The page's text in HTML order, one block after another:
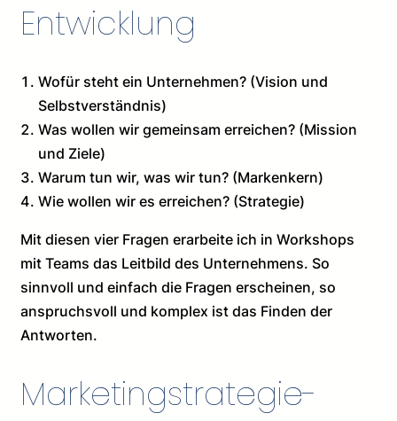
Entwicklung
Wofür steht ein Unternehmen? (Vision und
Selbstverständnis)
Was wollen wir gemeinsam erreichen? (Mission
und Ziele)
Warum tun wir, was wir tun? (Markenkern)
Wie wollen wir es erreichen? (Strategie)
Mit diesen vier Fragen erarbeite ich in Workshops
mit Teams das Leitbild des Unternehmens. So
sinnvoll und einfach die Fragen erscheinen, so
anspruchsvoll und komplex ist das Finden der
Antworten.
Marketingstrategie-